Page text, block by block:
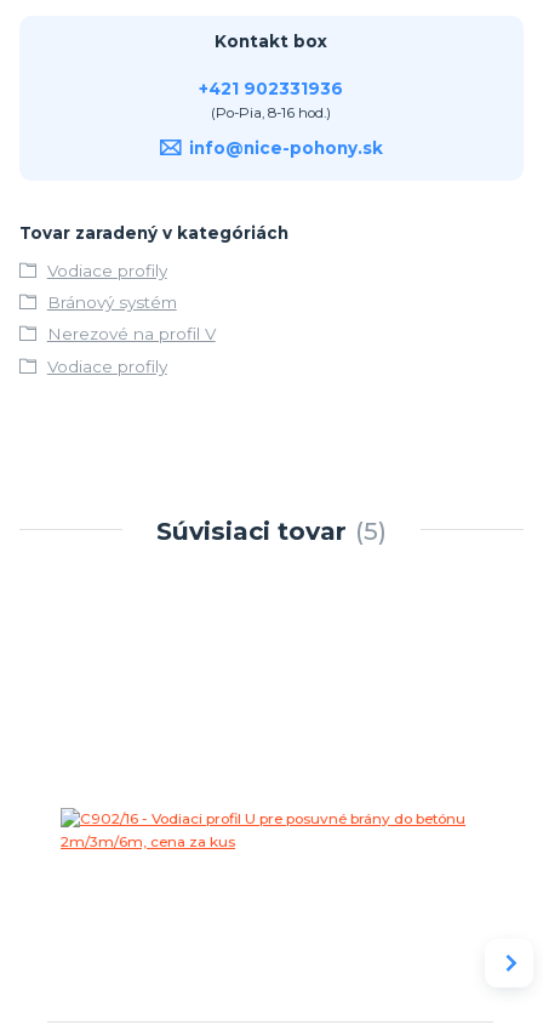
Kontakt box
+421 902331936
(Po-Pia, 8-16 hod.)
info@nice-pohony.sk
Tovar zaradený v kategóriách
Vodiace profily
Bránový systém
Nerezové na profil V
Vodiace profily
Súvisiaci tovar 5